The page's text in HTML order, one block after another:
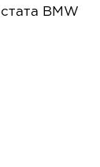
BMW